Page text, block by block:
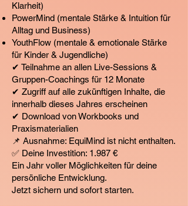
Klarheit)
PowerMind (mentale Stärke & Intuition für
Alltag und Business)
YouthFlow (mentale & emotionale Stärke
für Kinder & Jugendliche)
✔ Teilnahme an allen Live-Sessions &
Gruppen-Coachings für 12 Monate
✔ Zugriff auf alle zukünftigen Inhalte, die
innerhalb dieses Jahres erscheinen
✔ Download von Workbooks und
Praxismaterialien
📌 Ausnahme: EquiMind ist nicht enthalten.
✅ Deine Investition: 1.987 €
Ein Jahr voller Möglichkeiten für deine
persönliche Entwicklung.
Jetzt sichern und sofort starten.